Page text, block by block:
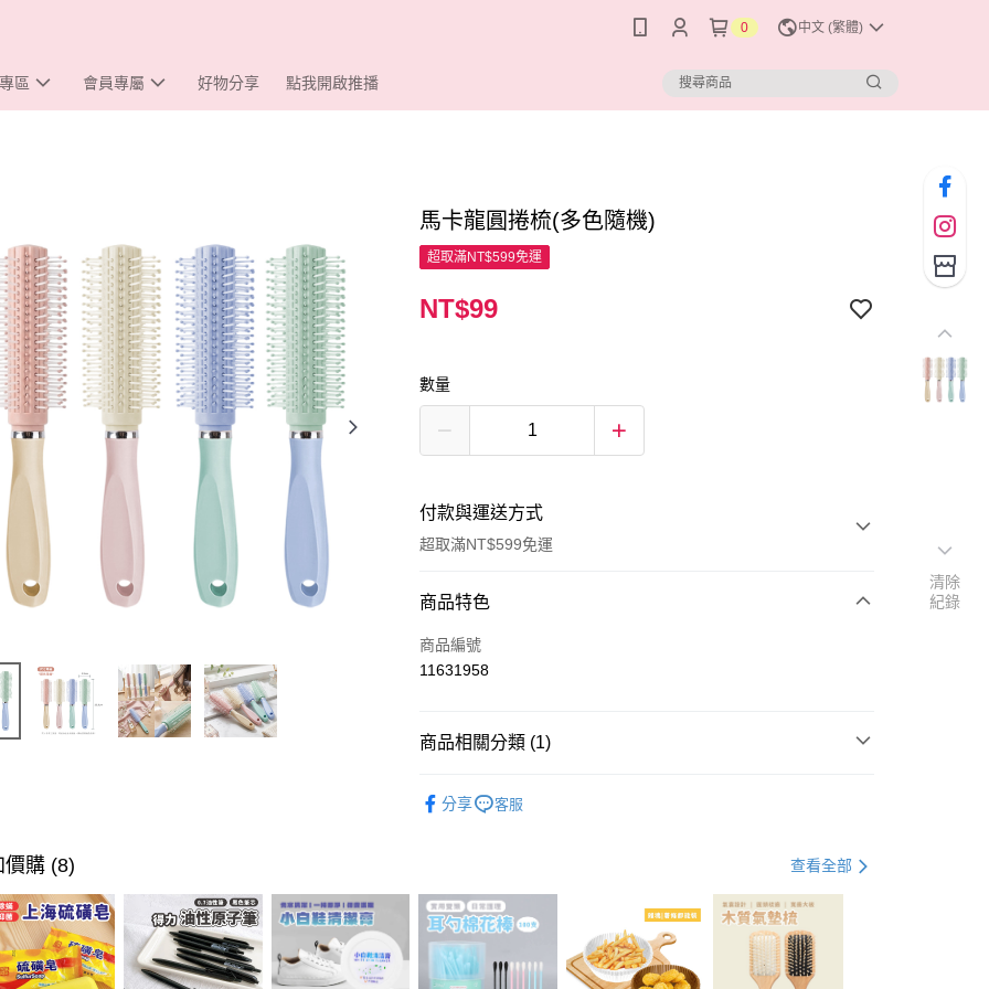
0 中文 (繁體)
區 會員專屬 好物分享 點我開啟推播
馬卡龍圓捲梳(多色隨機)
超取滿NT$599免運
NT$99
數量
付款與運送方式
超取滿NT$599免運
付款方式
信用卡一次付款
街口支付
運送方式
商品特色
商品編號
11631958
商品相關分類 (1)
分享
客服
價購 (8) 查看全部
清除
紀錄